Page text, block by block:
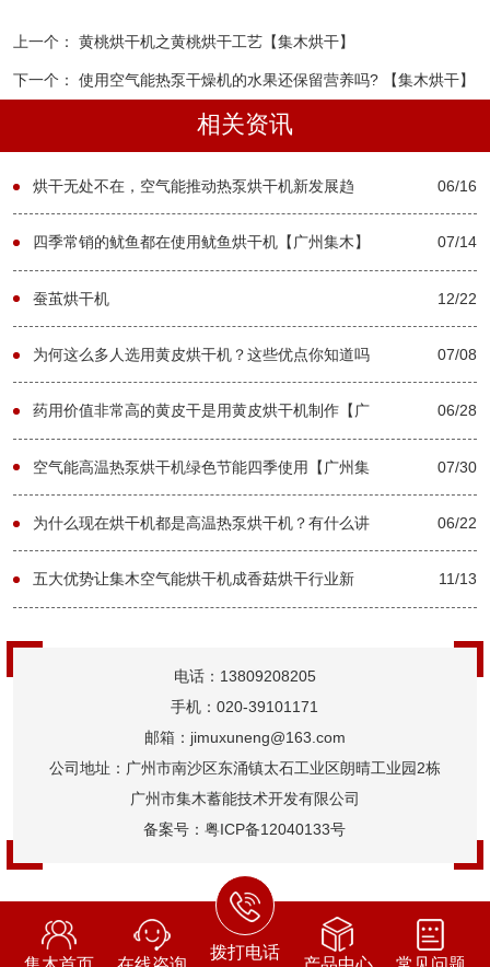
上一个： 黄桃烘干机之黄桃烘干工艺【集木烘干】
下一个： 使用空气能热泵干燥机的水果还保留营养吗? 【集木烘干】
相关资讯
烘干无处不在，空气能推动热泵烘干机新发展趋
势-[集木烘干]
06/16
四季常销的鱿鱼都在使用鱿鱼烘干机【广州集木】 07/14
蚕茧烘干机 12/22
为何这么多人选用黄皮烘干机？这些优点你知道吗
【广州集木】
07/08
药用价值非常高的黄皮干是用黄皮烘干机制作【广
州集木】
06/28
空气能高温热泵烘干机绿色节能四季使用【广州集
木】
07/30
为什么现在烘干机都是高温热泵烘干机？有什么讲
究吗？【广州集木】
06/22
五大优势让集木空气能烘干机成香菇烘干行业新 11/13
电话：13809208205
手机：020-39101171
邮箱：jimuxuneng@163.com
公司地址：广州市南沙区东涌镇太石工业区朗晴工业园2栋
广州市集木蓄能技术开发有限公司
备案号：粤ICP备12040133号
拨打电话